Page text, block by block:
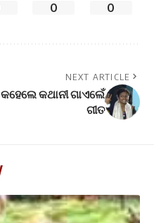
0 0
NEXT ARTICLE
କହେଲେ କଥାନୀ ଗାଏଲେଁ
ଗୀତ